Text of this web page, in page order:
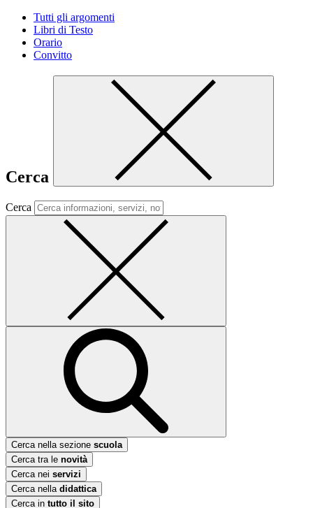
Tutti gli argomenti
Libri di Testo
Orario
Convitto
Cerca
Cerca
Cerca nella sezione scuola
Cerca tra le novità
Cerca nei servizi
Cerca nella didattica
Cerca in tutto il sito